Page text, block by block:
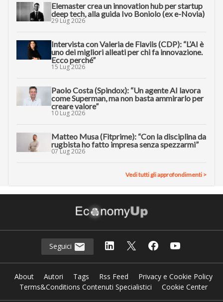
Elemaster crea un innovation hub per startup
deep tech, alla guida Ivo Boniolo (ex e-Novia)
29 Lug 2026
Intervista con Valeria de Flaviis (CDP): “L’AI è
uno dei migliori alleati per chi fa innovazione.
Ecco perché”
15 Lug 2026
Paolo Costa (Spindox): “Un agente AI lavora
come Superman, ma non basta ammirarlo per
creare valore”
10 Lug 2026
Matteo Musa (Fitprime): “Con la disciplina da
rugbista ho fatto impresa senza spezzarmi”
07 Lug 2026
Vedi tutti gli approfondimenti >
Seguici
About Autori Tags Rss Feed
Privacy e Cookie Policy
Terms&Conditions Contenuti Specialistici
Cookie Center